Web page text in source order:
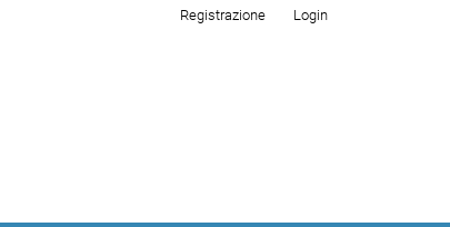
Registrazione Login